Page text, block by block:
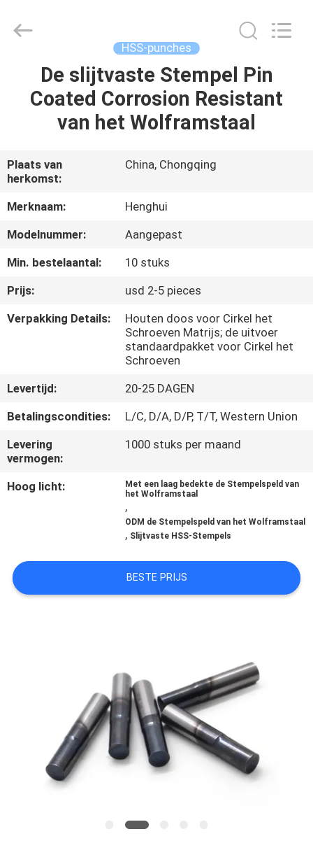
HUIS
PRODUCTEN
VIDEO'S
ONGEVEER
ONS
KWALITEITSCONTROLE
CONTACTEER
ONS
NIEUWS
VERZOEK
SITEMAP
Limited.
HSS-punches
De slijtvaste Stempel Pin
Coated Corrosion Resistant
van het Wolframstaal
Plaats van
herkomst:
China, Chongqing
Merknaam:
Henghui
Modelnummer:
Aangepast
Min. bestelaantal:
10 stuks
Prijs:
usd 2-5 pieces
Verpakking Details:
Houten doos voor Cirkel het
Schroeven Matrijs; de uitvoer
standaardpakket voor Cirkel het
Schroeven
Levertijd:
20-25 DAGEN
Betalingscondities:
L/C, D/A, D/P, T/T, Western Union
Levering
vermogen:
1000 stuks per maand
Hoog licht:
Met een laag bedekte de Stempelspeld van
het Wolframstaal
,
ODM de Stempelspeld van het Wolframstaal
, Slijtvaste HSS-Stempels
BESTE PRIJS